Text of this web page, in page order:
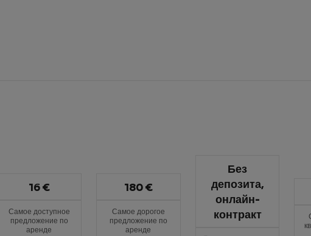
Самое доступное
предложение по
аренде
16 €
Самое дорогое
предложение по
аренде
180 €
Без
депозита,
онлайн-
контракт